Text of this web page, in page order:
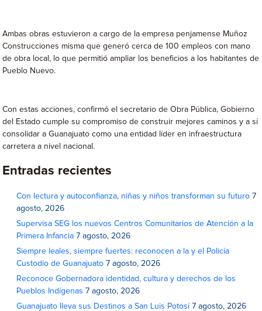
Ambas obras estuvieron a cargo de la empresa penjamense Muñoz
Construcciones misma que generó cerca de 100 empleos con mano
de obra local, lo que permitió ampliar los beneficios a los habitantes de
Pueblo Nuevo.
Con estas acciones, confirmó el secretario de Obra Pública, Gobierno
del Estado cumple su compromiso de construir mejores caminos y a sí
consolidar a Guanajuato como una entidad líder en infraestructura
carretera a nivel nacional.
Entradas recientes
Con lectura y autoconfianza, niñas y niños transforman su futuro 7
agosto, 2026
Supervisa SEG los nuevos Centros Comunitarios de Atención a la
Primera Infancia 7 agosto, 2026
Siempre leales, siempre fuertes: reconocen a la y el Policía
Custodio de Guanajuato 7 agosto, 2026
Reconoce Gobernadora identidad, cultura y derechos de los
Pueblos Indígenas 7 agosto, 2026
Guanajuato lleva sus Destinos a San Luis Potosí 7 agosto, 2026